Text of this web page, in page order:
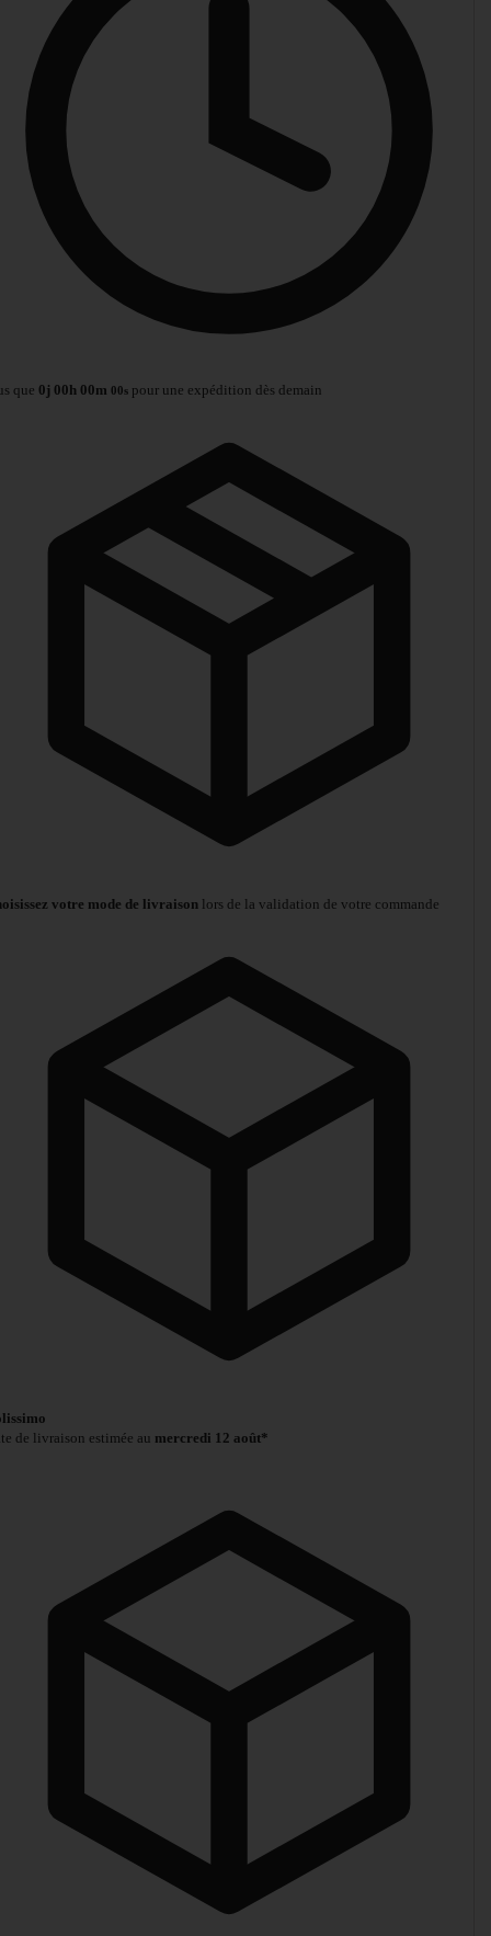
que 0j 00h 00m 00s pour une expédition dès demain
votre mode de livraison lors de la validation de votre commande
de livraison estimée au mercredi 12 août*